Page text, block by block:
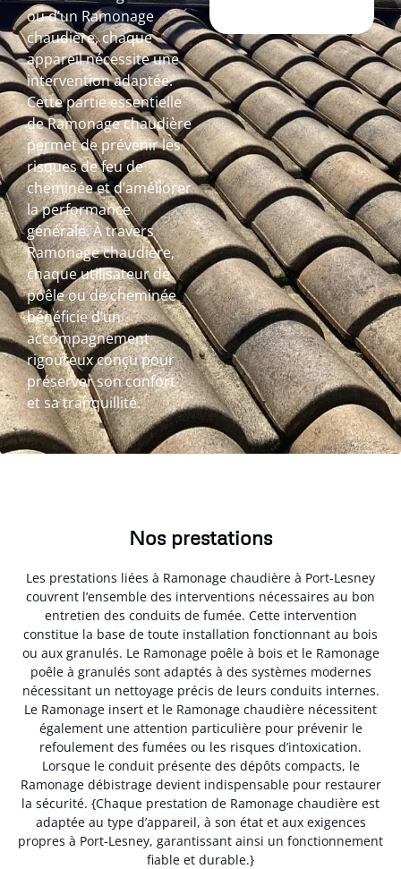
ou d’un Ramonage
chaudière, chaque
appareil nécessite une
intervention adaptée.
Cette partie essentielle
de Ramonage chaudière
permet de prévenir les
risques de feu de
cheminée et d’améliorer
la performance
générale. À travers
Ramonage chaudière,
chaque utilisateur de
poêle ou de cheminée
bénéficie d’un
accompagnement
rigoureux conçu pour
préserver son confort
et sa tranquillité.
Nos prestations
Les prestations liées à Ramonage chaudière à Port-Lesney
couvrent l’ensemble des interventions nécessaires au bon
entretien des conduits de fumée. Cette intervention
constitue la base de toute installation fonctionnant au bois
ou aux granulés. Le Ramonage poêle à bois et le Ramonage
poêle à granulés sont adaptés à des systèmes modernes
nécessitant un nettoyage précis de leurs conduits internes.
Le Ramonage insert et le Ramonage chaudière nécessitent
également une attention particulière pour prévenir le
refoulement des fumées ou les risques d’intoxication.
Lorsque le conduit présente des dépôts compacts, le
Ramonage débistrage devient indispensable pour restaurer
la sécurité. {Chaque prestation de Ramonage chaudière est
adaptée au type d’appareil, à son état et aux exigences
propres à Port-Lesney, garantissant ainsi un fonctionnement
fiable et durable.}